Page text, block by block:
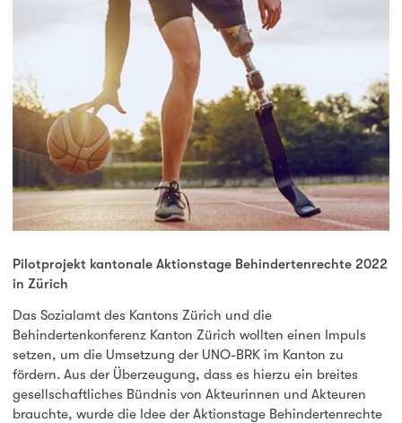
Pilotprojekt kantonale Aktionstage Behindertenrechte 2022
in Zürich
Das Sozialamt des Kantons Zürich und die
Behindertenkonferenz Kanton Zürich wollten einen Impuls
setzen, um die Umsetzung der UNO-BRK im Kanton zu
fördern. Aus der Überzeugung, dass es hierzu ein breites
gesellschaftliches Bündnis von Akteurinnen und Akteuren
brauchte, wurde die Idee der Aktionstage Behindertenrechte